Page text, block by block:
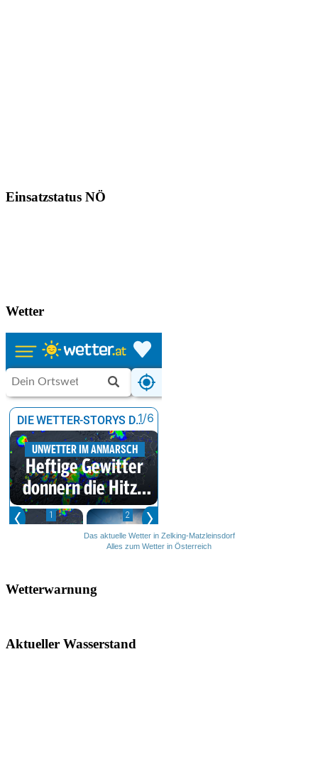
Einsatzstatus NÖ
Wetter
Das aktuelle Wetter in Zelking-Matzleinsdorf
Alles zum Wetter in Österreich
Wetterwarnung
Aktueller Wasserstand